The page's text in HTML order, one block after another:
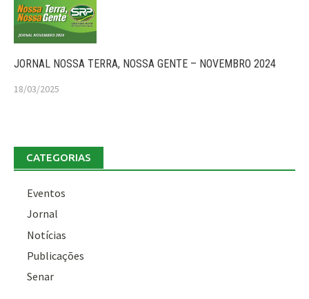
JORNAL NOSSA TERRA, NOSSA GENTE – NOVEMBRO 2024
18/03/2025
CATEGORIAS
Eventos
Jornal
Notícias
Publicações
Senar